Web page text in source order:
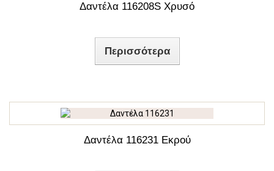
Δαντέλα 116208S Χρυσό
Περισσότερα
Δαντέλα 116231 Εκρού